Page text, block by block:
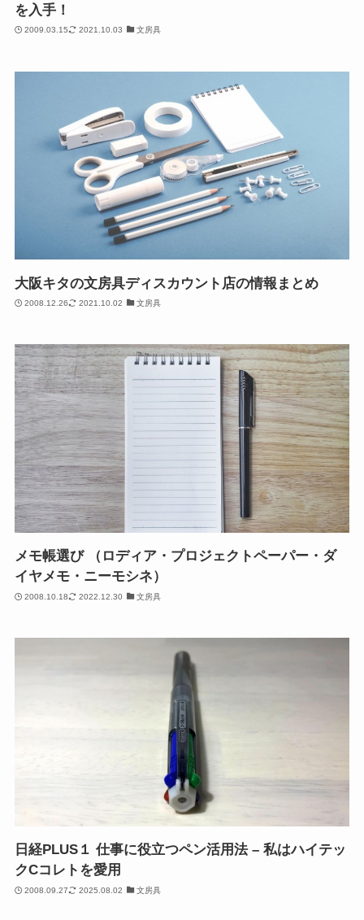
を入手！
2009.03.15 2021.10.03 文房具
大阪キタの文房具ディスカウント店の情報まとめ
2008.12.26 2021.10.02 文房具
メモ帳選び （ロディア・プロジェクトペーパー・ダ
イヤメモ・ニーモシネ）
2008.10.18 2022.12.30 文房具
日経PLUS１ 仕事に役立つペン活用法 – 私はハイテッ
クCコレトを愛用
2008.09.27 2025.08.02 文房具